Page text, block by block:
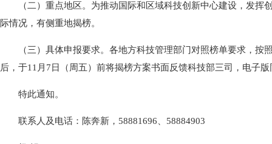
（二）重点地区。为推动国际和区域科技创新中心建设，发挥
际情况，有侧重地揭榜。
（三）具体申报要求。各地方科技管理部门对照榜单要求，按
后，于11月7日（周五）前将揭榜方案书面反馈科技部三司，电子版
特此通知。
联系人及电话：陈奔新，58881696、58884903